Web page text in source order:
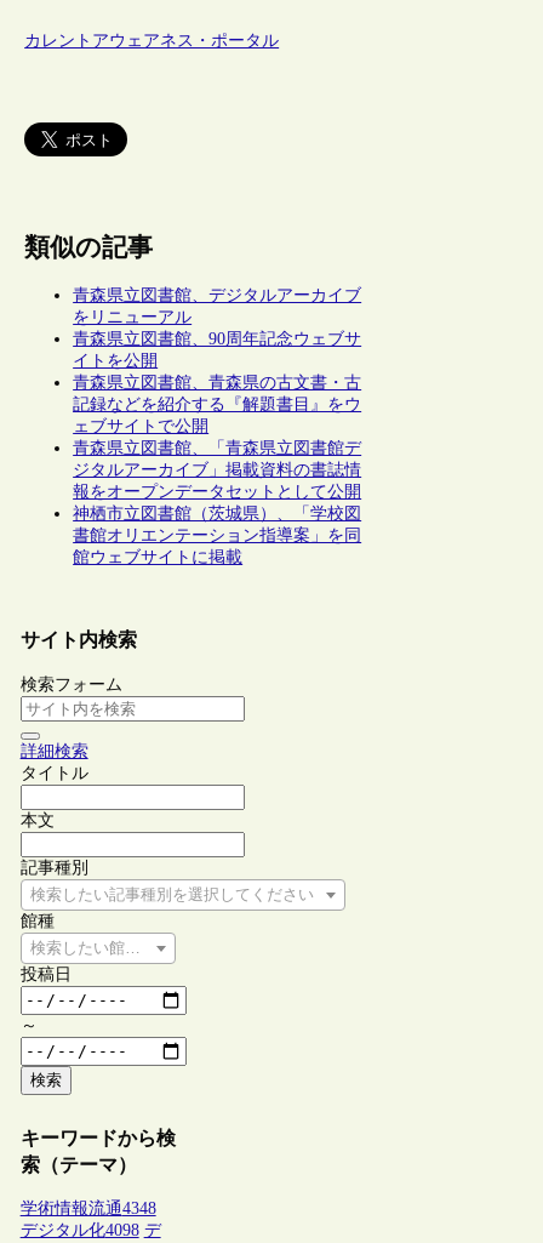
カレントアウェアネス・ポータル
類似の記事
青森県立図書館、デジタルアーカイブ
をリニューアル
青森県立図書館、90周年記念ウェブサ
イトを公開
青森県立図書館、青森県の古文書・古
記録などを紹介する『解題書目』をウ
ェブサイトで公開
青森県立図書館、「青森県立図書館デ
ジタルアーカイブ」掲載資料の書誌情
報をオープンデータセットとして公開
神栖市立図書館（茨城県）、「学校図
書館オリエンテーション指導案」を同
館ウェブサイトに掲載
サイト内検索
検索フォーム
詳細検索
タイトル
本文
記事種別
検索したい記事種別を選択してください
館種
検索したい館種を選択してください
投稿日
～
検索
キーワードから検
索（テーマ）
学術情報流通4348
デジタル化4098 デ